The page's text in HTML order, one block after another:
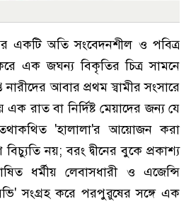
একটি অতি সংবেদনশীল ও পবিত্র
এক জঘন্য বিকৃতির চিত্র সামনে
নারীদের আবার প্রথম স্বামীর সংসারে
এক রাত বা নির্দিষ্ট মেয়াদের জন্য যে
তথাকথিত 'হালালা'র আয়োজন করা
নয়; বরং দ্বীনের বুকে প্রকাশ্য
ধর্মীয় লেবাসধারী ও এজেন্সি
সংগ্রহ করে পরপুরুষের সঙ্গে এক